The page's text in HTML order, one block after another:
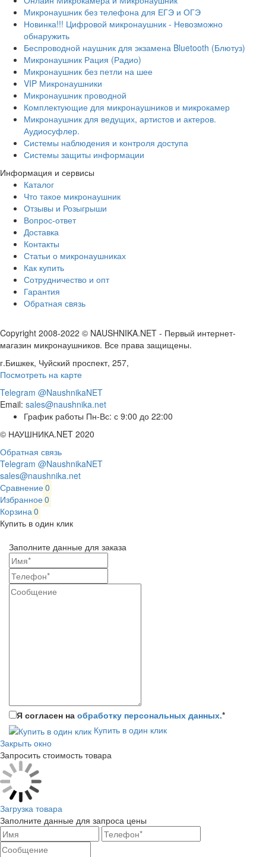
Микронаушник без телефона для ЕГЭ и ОГЭ
Новинка!!! Цифровой микронаушник - Невозможно
обнаружить
Беспроводной наушник для экзамена Bluetooth (Блютуз)
Микронаушник Рация (Радио)
Микронаушник без петли на шее
VIP Микронаушники
Микронаушник проводной
Комплектующие для микронаушников и микрокамер
Микронаушник для ведущих, артистов и актеров.
Аудиосуфлер.
Системы наблюдения и контроля доступа
Системы защиты информации
Информация и сервисы
Каталог
Что такое микронаушник
Отзывы и Розыгрыши
Вопрос-ответ
Доставка
Контакты
Статьи о микронаушниках
Как купить
Сотрудничество и опт
Гарантия
Обратная связь
Copyright 2008-2022 © NAUSHNIKA.NET - Первый интернет-
магазин микронаушников. Все права защищены.
г.Бишкек, Чуйский проспект, 257,
Посмотреть на карте
Telegram @NaushnikaNET
Email: sales@naushnika.net
График работы Пн-Вс: с 9:00 до 22:00
© НАУШНИКА.NET 2020
Обратная связь
Telegram @NaushnikaNET
sales@naushnika.net
Сравнение0
Избранное0
Корзина 0
Купить в один клик
Заполните данные для заказа
Я согласен на обработку персональных данных.*
Купить в один клик
Закрыть окно
Запросить стоимость товара
Загрузка товара
Заполните данные для запроса цены